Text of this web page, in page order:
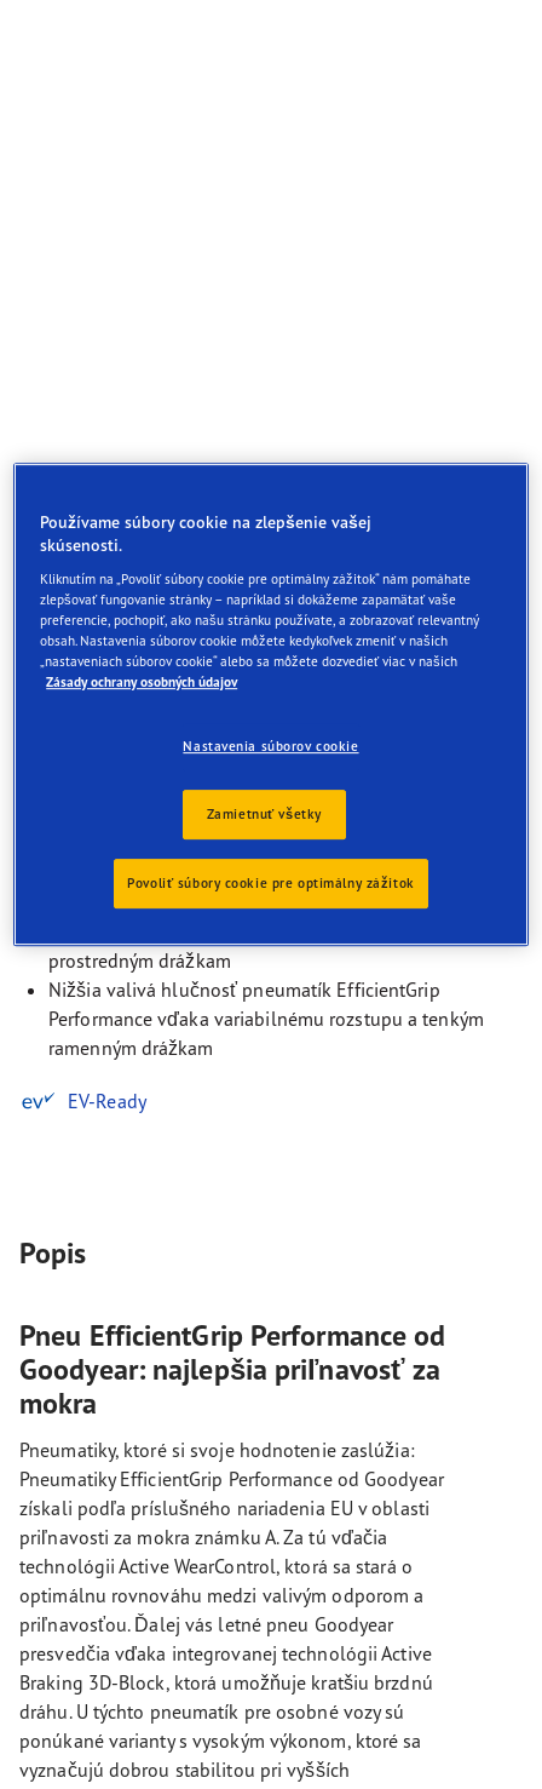
Pneu EfficientGrip Performance od Goodyear:
Optimálna rovnováha vďaka technológii Active
Kratšia brzdná dráha vďaka technológii Active Braking
Nižší valivý odpor vďaka vrstve Cool Cushion Layer
prostredným drážkam
Nižšia valivá hlučnosť pneumatík EfficientGrip
Performance vďaka variabilnému rozstupu a tenkým
ramenným drážkam
EV-Ready
Popis
Pneu EfficientGrip Performance od
Goodyear: najlepšia priľnavosť za
mokra
Pneumatiky, ktoré si svoje hodnotenie zaslúžia:
Pneumatiky EfficientGrip Performance od Goodyear
získali podľa príslušného nariadenia EU v oblasti
priľnavosti za mokra známku A. Za tú vďačia
technológii Active WearControl, ktorá sa stará o
optimálnu rovnováhu medzi valivým odporom a
priľnavosťou. Ďalej vás letné pneu Goodyear
presvedčia vďaka integrovanej technológii Active
Braking 3D-Block, ktorá umožňuje kratšiu brzdnú
dráhu. U týchto pneumatík pre osobné vozy sú
ponúkané varianty s vysokým výkonom, ktoré sa
vyznačujú dobrou stabilitou pri vyšších
Používame súbory cookie na zlepšenie vašej
skúsenosti.
Kliknutím na „Povoliť súbory cookie pre optimálny zážitok“ nám pomáhate
zlepšovať fungovanie stránky – napríklad si dokážeme zapamätať vaše
preferencie, pochopiť, ako našu stránku používate, a zobrazovať relevantný
obsah. Nastavenia súborov cookie môžete kedykoľvek zmeniť v našich
„nastaveniach súborov cookie“ alebo sa môžete dozvedieť viac v našich
Zásady ochrany osobných údajov
Nastavenia súborov cookie
Zamietnuť všetky
Povoliť súbory cookie pre optimálny zážitok